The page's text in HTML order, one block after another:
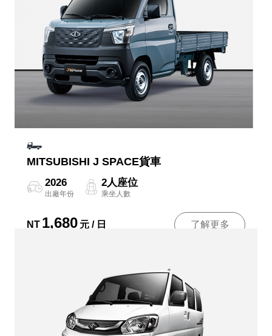
MITSUBISHI J SPACE貨車
2026
出廠年份
2人座位
乘坐人數
NT 1,680 元 / 日 了解更多